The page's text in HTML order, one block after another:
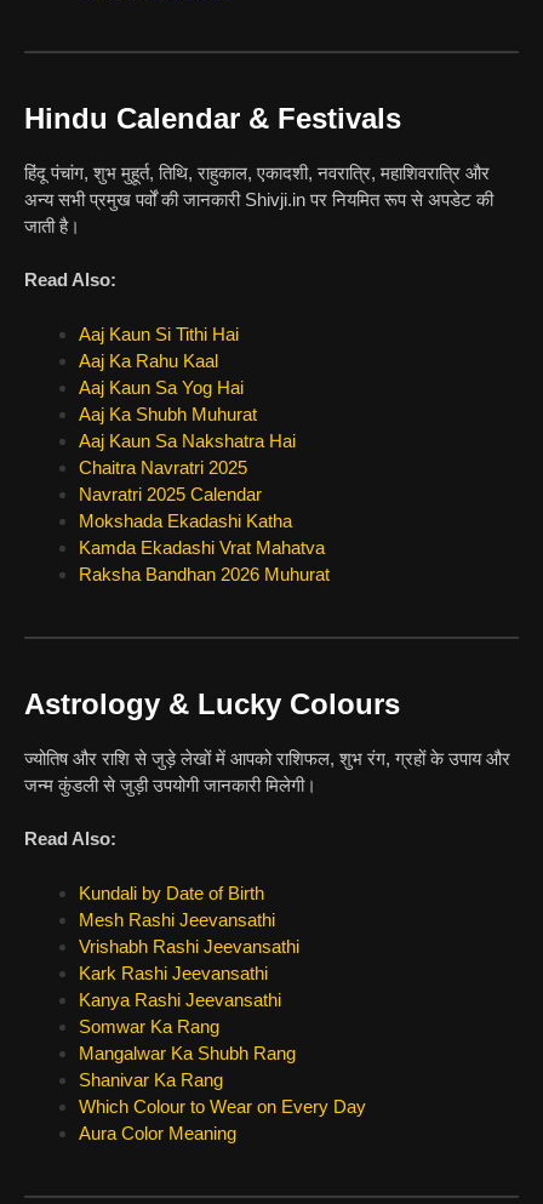
Hindu Calendar & Festivals
हिंदू पंचांग, शुभ मुहूर्त, तिथि, राहुकाल, एकादशी, नवरात्रि, महाशिवरात्रि और
अन्य सभी प्रमुख पर्वों की जानकारी Shivji.in पर नियमित रूप से अपडेट की
जाती है।
Read Also:
Aaj Kaun Si Tithi Hai
Aaj Ka Rahu Kaal
Aaj Kaun Sa Yog Hai
Aaj Ka Shubh Muhurat
Aaj Kaun Sa Nakshatra Hai
Chaitra Navratri 2025
Navratri 2025 Calendar
Mokshada Ekadashi Katha
Kamda Ekadashi Vrat Mahatva
Raksha Bandhan 2026 Muhurat
Astrology & Lucky Colours
ज्योतिष और राशि से जुड़े लेखों में आपको राशिफल, शुभ रंग, ग्रहों के उपाय और
जन्म कुंडली से जुड़ी उपयोगी जानकारी मिलेगी।
Read Also:
Kundali by Date of Birth
Mesh Rashi Jeevansathi
Vrishabh Rashi Jeevansathi
Kark Rashi Jeevansathi
Kanya Rashi Jeevansathi
Somwar Ka Rang
Mangalwar Ka Shubh Rang
Shanivar Ka Rang
Which Colour to Wear on Every Day
Aura Color Meaning